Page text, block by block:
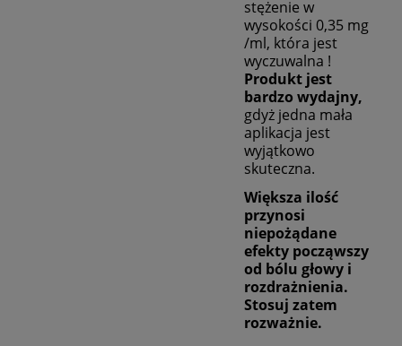
stężenie w
wysokości 0,35 mg
/ml, która jest
wyczuwalna !
Produkt jest
bardzo wydajny,
gdyż jedna mała
aplikacja jest
wyjątkowo
skuteczna.
Większa ilość
przynosi
niepożądane
efekty począwszy
od bólu głowy i
rozdrażnienia.
Stosuj zatem
rozważnie.